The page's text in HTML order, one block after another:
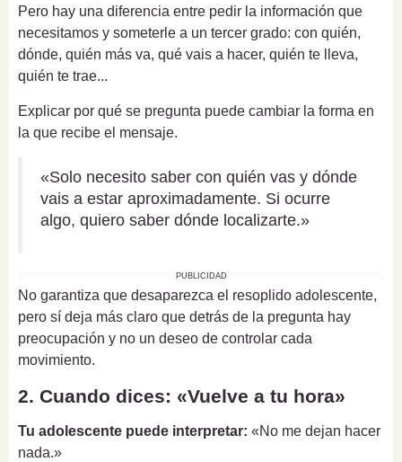
Pero hay una diferencia entre pedir la información que
necesitamos y someterle a un tercer grado: con quién,
dónde, quién más va, qué vais a hacer, quién te lleva,
quién te trae...
Explicar por qué se pregunta puede cambiar la forma en
la que recibe el mensaje.
«Solo necesito saber con quién vas y dónde
vais a estar aproximadamente. Si ocurre
algo, quiero saber dónde localizarte.»
PUBLICIDAD
No garantiza que desaparezca el resoplido adolescente,
pero sí deja más claro que detrás de la pregunta hay
preocupación y no un deseo de controlar cada
movimiento.
2. Cuando dices: «Vuelve a tu hora»
Tu adolescente puede interpretar: «No me dejan hacer
nada.»